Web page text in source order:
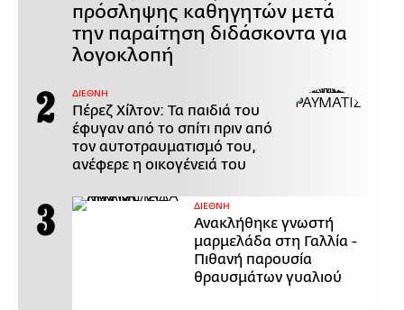
πρόσληψης καθηγητών μετά
την παραίτηση διδάσκοντα για
λογοκλοπή
ΔΙΕΘΝΗ
Πέρεζ Χίλτον: Τα παιδιά του
έφυγαν από το σπίτι πριν από
τον αυτοτραυματισμό του,
ανέφερε η οικογένειά του
ΔΙΕΘΝΗ
Ανακλήθηκε γνωστή
μαρμελάδα στη Γαλλία -
Πιθανή παρουσία
θραυσμάτων γυαλιού